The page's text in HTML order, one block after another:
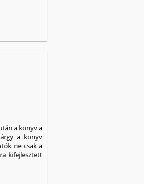
a könyv a
a könyv
ne csak a
kifejlesztett